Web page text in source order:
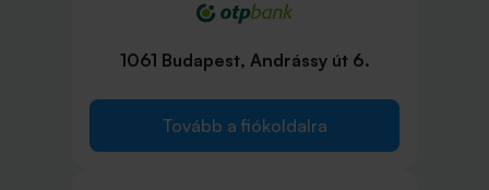
1061 Budapest, Andrássy út 6.
Tovább a fiókoldalra